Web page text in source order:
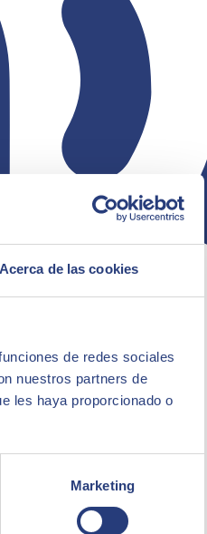
de las cookies
de redes sociales
nuestros partners de
les haya proporcionado o
Marketing